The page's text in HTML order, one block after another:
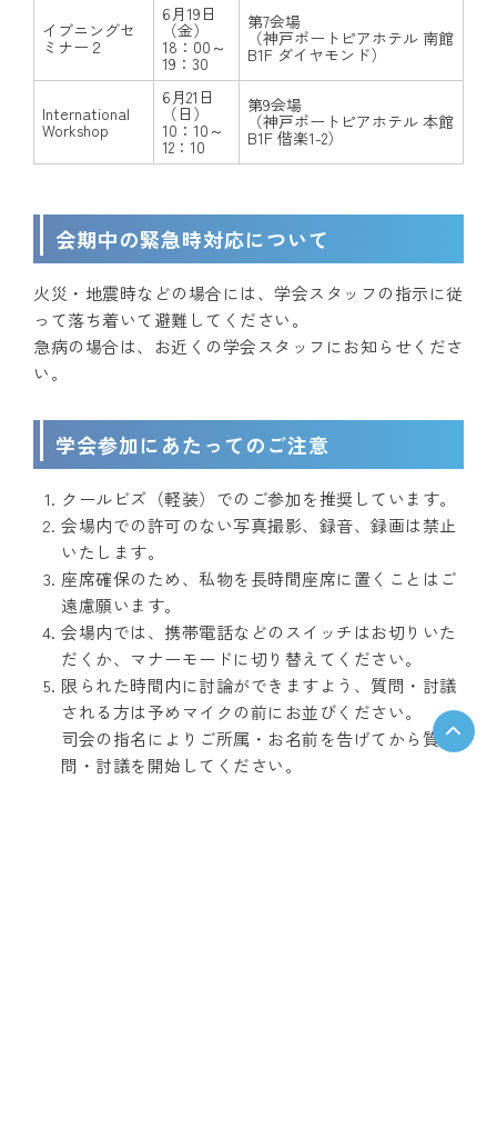
イブニングセ
ミナー２
6月19日
（金）
18：00～
19：30
第7会場
（神戸ポートピアホテル 南館
B1F ダイヤモンド）
International
Workshop
6月21日
（日）
10：10～
12：10
第9会場
（神戸ポートピアホテル 本館
B1F 偕楽1-2）
会期中の緊急時対応について
火災・地震時などの場合には、学会スタッフの指示に従
って落ち着いて避難してください。
急病の場合は、お近くの学会スタッフにお知らせくださ
い。
学会参加にあたってのご注意
クールビズ（軽装）でのご参加を推奨しています。
会場内での許可のない写真撮影、録音、録画は禁止
いたします。
座席確保のため、私物を長時間座席に置くことはご
遠慮願います。
会場内では、携帯電話などのスイッチはお切りいた
だくか、マナーモードに切り替えてください。
限られた時間内に討論ができますよう、質問・討議
される方は予めマイクの前にお並びください。
司会の指名によりご所属・お名前を告げてから質
問・討議を開始してください。